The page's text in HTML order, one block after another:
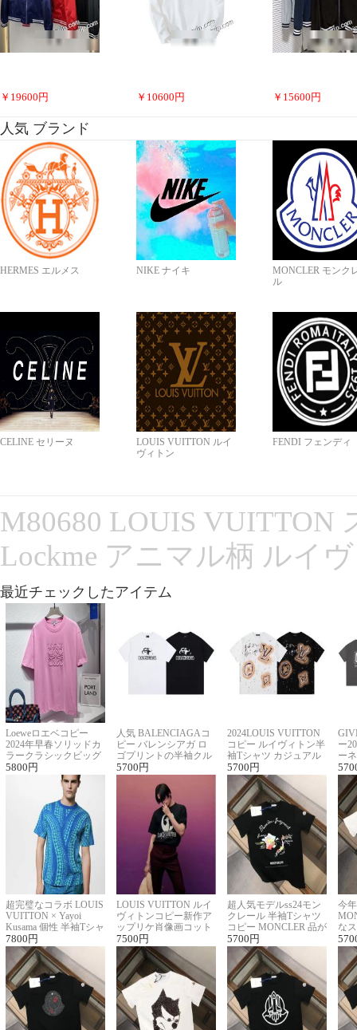
￥ 19600 円 ￥ 10600 円 ￥ 15600 円
人気 ブランド
HERMES エルメス NIKE ナイキ
MONCLER モンク
ル
CELINE セリーヌ
LOUIS VUITTON ルイ
ヴィトン
FENDI フェンディ
M80680 LOUIS VUITTON
Lockme アニマル柄 ルイ
最近チェックしたアイテム
Loeweロエベコピー
2024年早春ソリッドカ
ラークラシックビッグ
ロゴ刺繍Tシャツ
5800 円
人気 BALENCIAGAコ
ピー バレンシアガ ロ
ゴプリントの半袖クル
ーネックTシャツ
5700 円
2024LOUIS VUITTON
コピー ルイヴィトン半
袖Tシャツ カジュアル
に馴染む 2色展開
5700 円
ー
ー
ー
超完璧なコラボ LOUIS
VUITTON × Yayoi
Kusama 個性 半袖Tシャ
ツコピー男女兼用
7800 円
LOUIS VUITTON ルイ
ヴィトンコピー新作ア
ップリケ肖像画コット
ンニット半袖Tシャツ
7500 円
超人気モデルss24モン
クレール 半袖Tシャツ
コピー MONCLER 品が
良く見た目
5700 円
今
な
ル